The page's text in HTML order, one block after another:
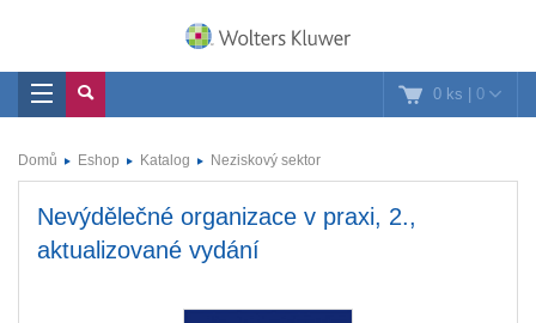
0 ks | 0
Domů Eshop Katalog Neziskový sektor
Nevýdělečné organizace v praxi, 2.,
aktualizované vydání